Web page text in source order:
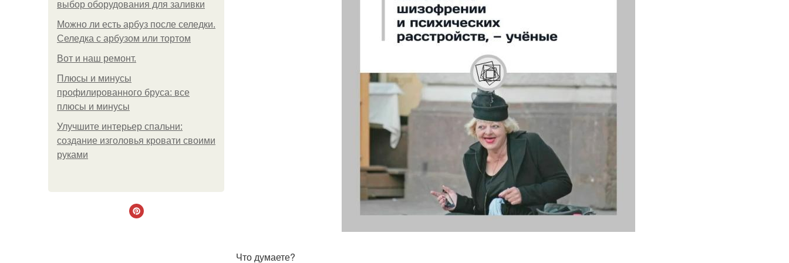
выбор оборудования для заливки
Можно ли есть арбуз после селедки.
Селедка с арбузом или тортом
Boт и наш ремoнт.
Плюсы и минусы
профилированного бруса: все
плюсы и минусы
Улучшите интерьер спальни:
создание изголовья кровати своими
руками
Что думаете?